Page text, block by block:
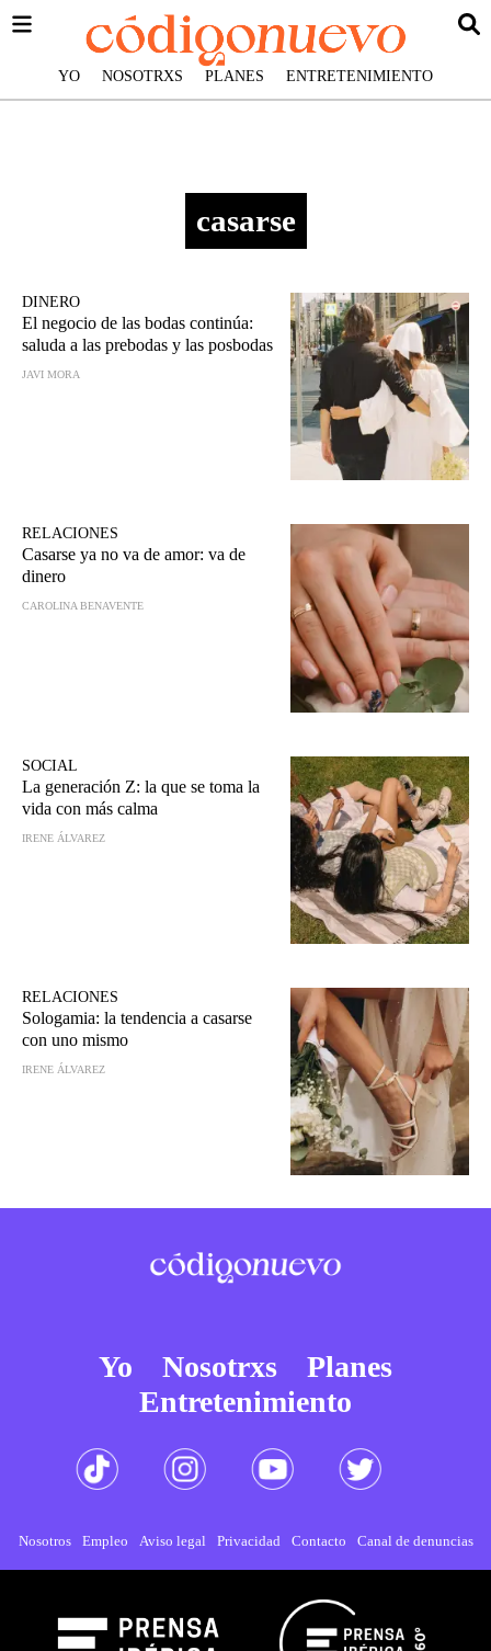
YO NOSOTRXS PLANES ENTRETENIMIENTO
casarse
DINERO
El negocio de las bodas continúa:
saluda a las prebodas y las posbodas
JAVI MORA
RELACIONES
Casarse ya no va de amor: va de
dinero
CAROLINA BENAVENTE
SOCIAL
La generación Z: la que se toma la
vida con más calma
IRENE ÁLVAREZ
RELACIONES
Sologamia: la tendencia a casarse
con uno mismo
IRENE ÁLVAREZ
Yo Nosotrxs
Planes
Entretenimiento
Nosotros Empleo Aviso legal Privacidad Contacto Canal de denuncias